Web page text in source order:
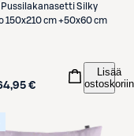
Pussilakanasetti Silky
150x210 cm +50x60 cm
€
Lisää
ostoskoriin